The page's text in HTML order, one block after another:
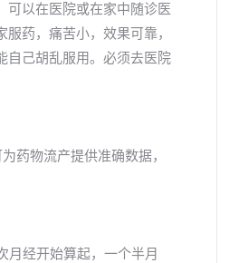
可以在医院或在家中随诊医
药，痛苦小，效果可靠，
自己胡乱服用。必须去医院
药物流产提供准确数据，
月经开始算起，一个半月